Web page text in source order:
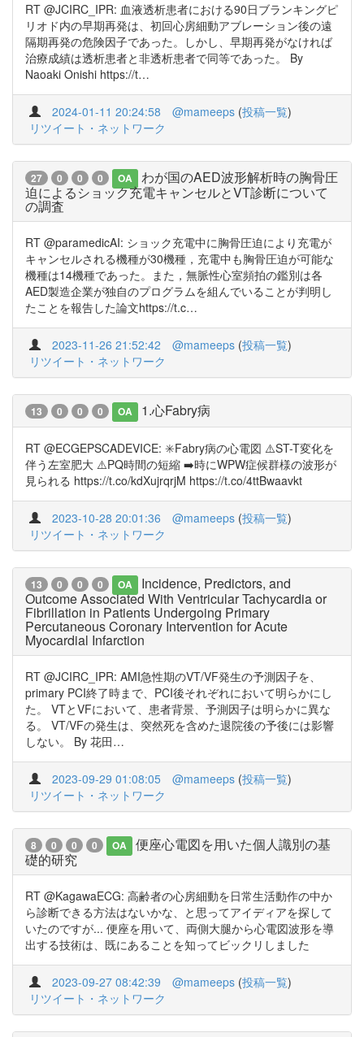
RT @JCIRC_IPR: 血液透析患者における90日ブランキングピ
リオド内の早期再発は、初回心房細動アブレーション後の遠
隔期再発の危険因子であった。しかし、早期再発がなければ
治療成績は透析患者と非透析患者で同等であった。 By
Naoaki Onishi https://t…
2024-01-11 20:24:58 @mameeps (投稿一覧)
リツイート・ネットワーク
27 0 0 0 OA
わが国のAED波形解析時の胸骨圧
迫によるショック充電キャンセルとVT診断について
の調査
RT @paramedicAI: ショック充電中に胸骨圧迫により充電が
キャンセルされる機種が30機種，充電中も胸骨圧迫が可能な
機種は14機種であった。また，無脈性心室頻拍の鑑別は各
AED製造企業が独自のプログラムを組んでいることが判明し
たことを報告した論文https://t.c…
2023-11-26 21:52:42 @mameeps (投稿一覧)
リツイート・ネットワーク
13 0 0 0 OA 1.心Fabry病
RT @ECGEPSCADEVICE: ✳️Fabry病の心電図 ⚠️ST-T変化を
伴う左室肥大 ⚠️PQ時間の短縮 ➡️時にWPW症候群様の波形が
見られる https://t.co/kdXujrqrjM https://t.co/4ttBwaavkt
2023-10-28 20:01:36 @mameeps (投稿一覧)
リツイート・ネットワーク
13 0 0 0 OA
Incidence, Predictors, and
Outcome Associated With Ventricular Tachycardia or
Fibrillation in Patients Undergoing Primary
Percutaneous Coronary Intervention for Acute
Myocardial Infarction
RT @JCIRC_IPR: AMI急性期のVT/VF発生の予測因子を、
primary PCI終了時まで、PCI後それぞれにおいて明らかにし
た。 VTとVFにおいて、患者背景、予測因子は明らかに異な
る。 VT/VFの発生は、突然死を含めた退院後の予後には影響
しない。 By 花田…
2023-09-29 01:08:05 @mameeps (投稿一覧)
リツイート・ネットワーク
8 0 0 0 OA
便座心電図を用いた個人識別の基
礎的研究
RT @KagawaECG: 高齢者の心房細動を日常生活動作の中か
ら診断できる方法はないかな、と思ってアイディアを探して
いたのですが... 便座を用いて、両側大腿から心電図波形を導
出する技術は、既にあることを知ってビックリしました
2023-09-27 08:42:39 @mameeps (投稿一覧)
リツイート・ネットワーク